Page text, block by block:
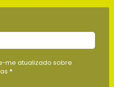
me atualizado sobre
*